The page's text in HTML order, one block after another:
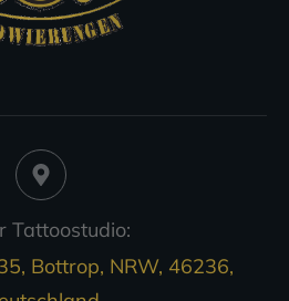
Tattoostudio:
Bottrop, NRW, 46236,